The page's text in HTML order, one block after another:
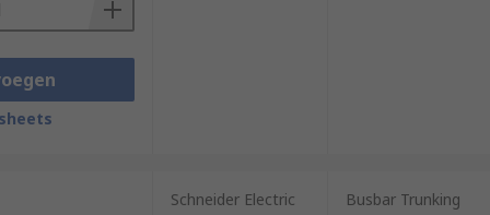
Schneider Electric
Busbar Trunking